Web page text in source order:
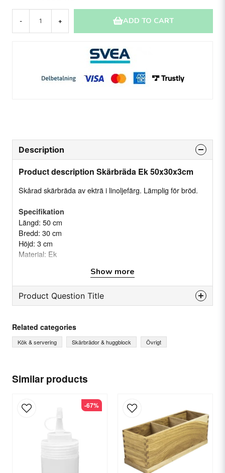
- + ADD TO CART
Similar products
-67%
Description
Product description Skärbräda Ek 50x30x3cm
Skårad skärbräda av ekträ i linoljefärg. Lämplig för bröd.
Specifikation
Längd: 50 cm
Bredd: 30 cm
Höjd: 3 cm
Material: Ek
Show more
Product Question Title
Ask us something about this product...
Name
email
Email
Yes, you can publish my question.
Related categories
Kök & servering Skärbrädor & huggblock Övrigt